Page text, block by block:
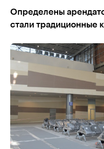
Определены
стали традиционные